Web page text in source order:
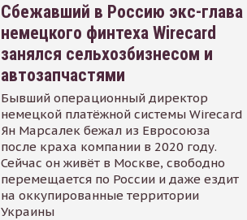
Сбежавший в Россию экс-глава
немецкого финтеха Wirecard
занялся сельхозбизнесом и
автозапчастями
Бывший операционный директор
немецкой платёжной системы Wirecard
Ян Марсалек бежал из Евросоюза
после краха компании в 2020 году.
Сейчас он живёт в Москве, свободно
перемещается по России и даже ездит
на оккупированные территории
Украины